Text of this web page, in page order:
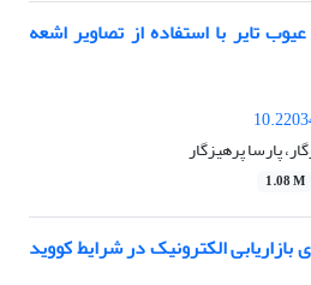
تایر با استفاده از تصاویر اشعه
پارسا پرهیزگار
1.08 M
بازاریابی الکترونیک در شرایط کووید